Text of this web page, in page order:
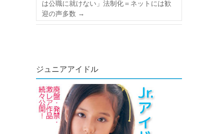
は公職に就けない」法制化＝ネットには歓
迎の声多数 →
ジュニアアイドル